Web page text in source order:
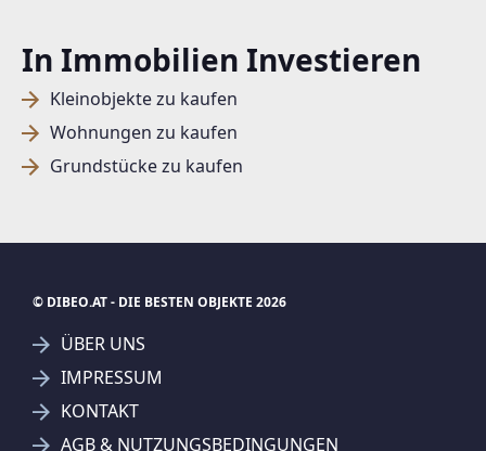
In Immobilien Investieren
Kleinobjekte zu kaufen
Wohnungen zu kaufen
Grundstücke zu kaufen
SUCHAGENT ANLEGEN FÜR DIE
© DIBEO.AT - DIE BESTEN OBJEKTE 2026
ÜBER UNS
IMPRESSUM
KONTAKT
AGB & NUTZUNGSBEDINGUNGEN